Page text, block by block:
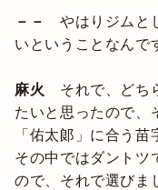
－－ やはりジムと
いということなんで
麻火 それで、どち
たいと思ったので、
「佑太郞」に合う
その中ではダントツ
ので、それで選びま